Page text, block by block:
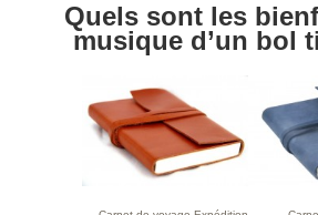
Quels sont les
musique d’un bol